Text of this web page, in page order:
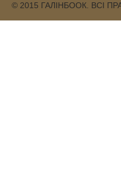
© 2015 ГАЛІНБООК. ВСІ